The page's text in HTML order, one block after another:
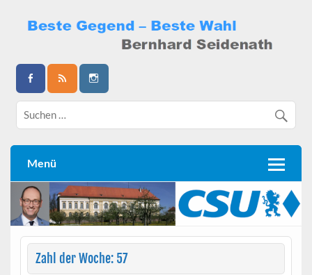
content
Bernhard Seidenath
Menü
Zahl der Woche: 57